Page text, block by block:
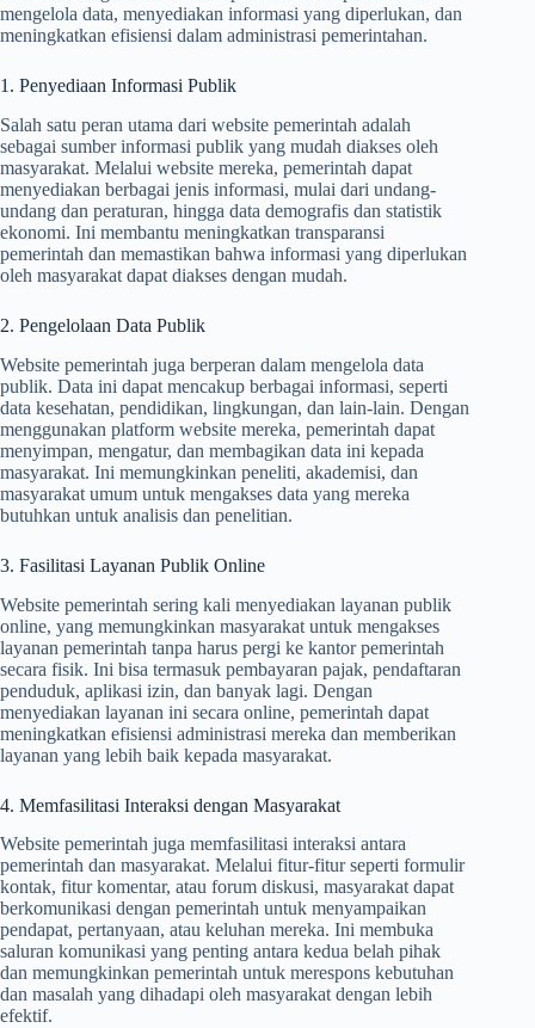
mengelola data, menyediakan informasi yang diperlukan, dan
meningkatkan efisiensi dalam administrasi pemerintahan.
1. Penyediaan Informasi Publik
Salah satu peran utama dari website pemerintah adalah
sebagai sumber informasi publik yang mudah diakses oleh
masyarakat. Melalui website mereka, pemerintah dapat
menyediakan berbagai jenis informasi, mulai dari undang-
undang dan peraturan, hingga data demografis dan statistik
ekonomi. Ini membantu meningkatkan transparansi
pemerintah dan memastikan bahwa informasi yang diperlukan
oleh masyarakat dapat diakses dengan mudah.
2. Pengelolaan Data Publik
Website pemerintah juga berperan dalam mengelola data
publik. Data ini dapat mencakup berbagai informasi, seperti
data kesehatan, pendidikan, lingkungan, dan lain-lain. Dengan
menggunakan platform website mereka, pemerintah dapat
menyimpan, mengatur, dan membagikan data ini kepada
masyarakat. Ini memungkinkan peneliti, akademisi, dan
masyarakat umum untuk mengakses data yang mereka
butuhkan untuk analisis dan penelitian.
3. Fasilitasi Layanan Publik Online
Website pemerintah sering kali menyediakan layanan publik
online, yang memungkinkan masyarakat untuk mengakses
layanan pemerintah tanpa harus pergi ke kantor pemerintah
secara fisik. Ini bisa termasuk pembayaran pajak, pendaftaran
penduduk, aplikasi izin, dan banyak lagi. Dengan
menyediakan layanan ini secara online, pemerintah dapat
meningkatkan efisiensi administrasi mereka dan memberikan
layanan yang lebih baik kepada masyarakat.
4. Memfasilitasi Interaksi dengan Masyarakat
Website pemerintah juga memfasilitasi interaksi antara
pemerintah dan masyarakat. Melalui fitur-fitur seperti formulir
kontak, fitur komentar, atau forum diskusi, masyarakat dapat
berkomunikasi dengan pemerintah untuk menyampaikan
pendapat, pertanyaan, atau keluhan mereka. Ini membuka
saluran komunikasi yang penting antara kedua belah pihak
dan memungkinkan pemerintah untuk merespons kebutuhan
dan masalah yang dihadapi oleh masyarakat dengan lebih
efektif.